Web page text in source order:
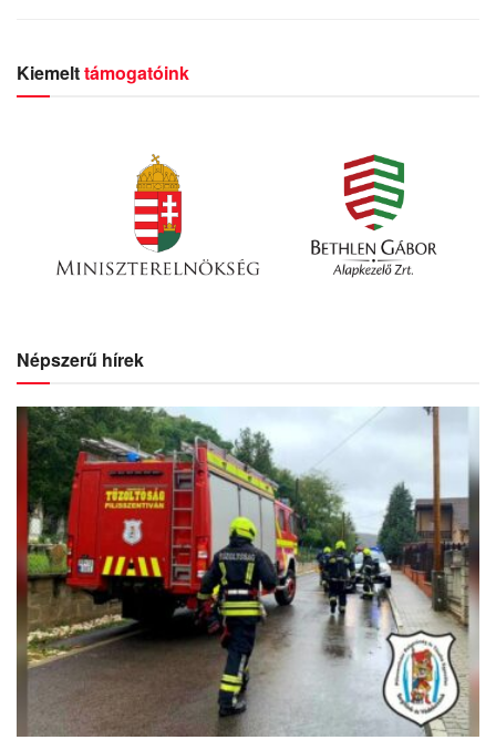
Kiemelttámogatóink
Népszerű hírek